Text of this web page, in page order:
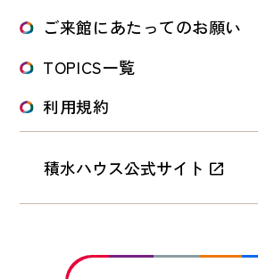
ご来館にあたってのお願い
TOPICS一覧
利用規約
積水ハウス公式サイト